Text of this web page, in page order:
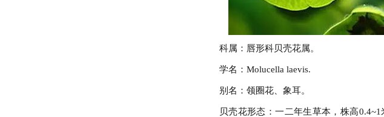
科属：唇形科贝壳花属。
学名：Molucella laevis.
别名：领圈花、象耳。
贝壳花形态：一二年生草本，株高